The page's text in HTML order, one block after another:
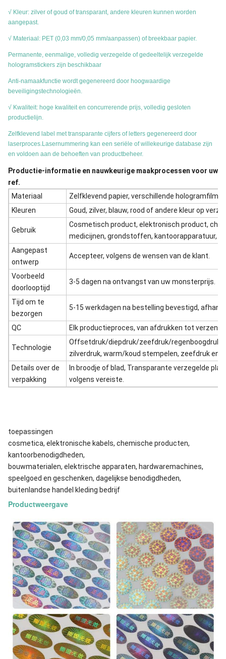
√ Kleur: zilver of goud of transparant, andere kleuren kunnen worden
aangepast.
√ Materiaal: PET (0,03 mm/0,05 mm/aanpassen) of breekbaar papier.
Permanente, eenmalige, volledig verzegelde of gedeeltelijk verzegelde
hologramstickers zijn beschikbaar
Anti-namaakfunctie wordt gegenereerd door hoogwaardige
beveiligingstechnologieën.
√ Kwaliteit: hoge kwaliteit en concurrerende prijs, volledig gesloten
productielijn.
Zelfklevend label met transparante cijfers of letters gegenereerd door
laserproces.Lasernummering kan een seriële of willekeurige database zijn
en voldoen aan de behoeften van productbeheer.
Productie-informatie en nauwkeurige maakprocessen voor uw
ref.
Materiaal
Zelfklevend papier, verschillende hologramfilms,
Kleuren
Goud, zilver, blauw, rood of andere kleur op
Gebruik
Cosmetisch product, elektronisch product,
medicijnen, grondstoffen, kantoorapparatuur,
Aangepast
ontwerp
Accepteer, volgens de wensen van de klant.
Voorbeeld
doorlooptijd
3-5 dagen na ontvangst van uw monsterprijs.
Tijd om te
bezorgen
5-15 werkdagen na bestelling bevestigd,
QC Elk productieproces, van afdrukken tot
Technologie
Offsetdruk/diepdruk/zeefdruk/
zilverdruk, warm/koud stempelen, zeefdruk enz.
Details over de
verpakking
In broodje of blad, Transparante verzegelde
volgens vereiste.
toepassingen
cosmetica, elektronische kabels, chemische producten,
kantoorbenodigdheden,
bouwmaterialen, elektrische apparaten, hardwaremachines,
speelgoed en geschenken, dagelijkse benodigdheden,
buitenlandse handel kleding bedrijf
Productweergave